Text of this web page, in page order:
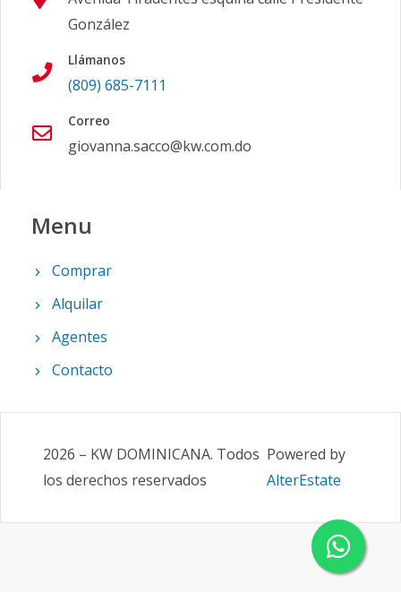
González
Llámanos
(809) 685-7111
Correo
giovanna.sacco@kw.com.do
Menu
Comprar
Alquilar
Agentes
Contacto
2026 – KW DOMINICANA. Todos
los derechos reservados
Powered by
AlterEstate